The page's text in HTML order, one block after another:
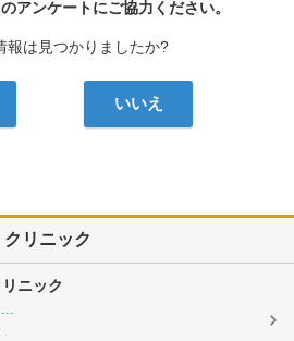
び
アンケートにご協力ください。
報は見つかりましたか?
いいえ
リニック
ニック